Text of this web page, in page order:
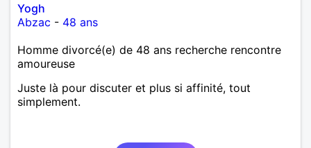
Yogh
Abzac - 48 ans
Homme divorcé(e) de 48 ans recherche rencontre
amoureuse
Juste là pour discuter et plus si affinité, tout
simplement.